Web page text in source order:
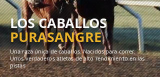
LOS CABALLOS
PURASANGRE
Una raza única de caballos. Nacidos para correr.
Unos verdaderos atletas de alto rendimiento en las
pistas